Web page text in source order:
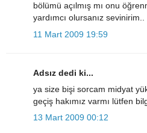
bölümü açılmış mı onu
yardımcı olursanız sevinirim..
11 Mart 2009 19:59
Adsız dedi ki...
ya size bişi sorcam midyat
geçiş hakımız varmı lütfen
13 Mart 2009 00:12